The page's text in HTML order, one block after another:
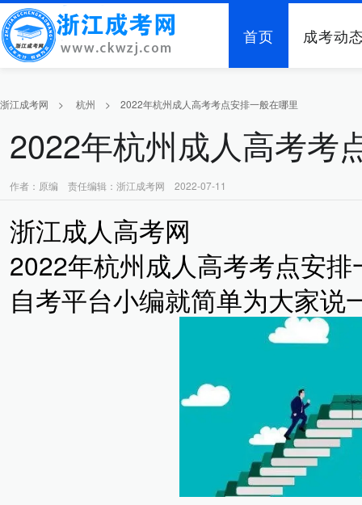
首页 成考动
浙江成考网 > 杭州 > 2022年杭州成人高考考点安排一般在哪里
2022年杭州成人高考考
作者：原编 责任编辑：浙江成考网 2022-07-11
浙江成人高考网
2022年杭州成人高考考点安
自考平台小编就简单为大家说